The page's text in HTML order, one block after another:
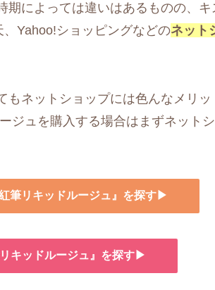
期によっては違いはあるものの、
Yahoo!ショッピングなどのネット
もネットショップには色んなメリッ
ジュを購入する場合はまずネット
筆リキッドルージュ』を探す▶
キッドルージュ』を探す▶